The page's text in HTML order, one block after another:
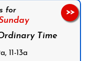
for
Time
11-13a
>>